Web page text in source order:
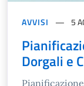
AVVISI 5
Dorgali e